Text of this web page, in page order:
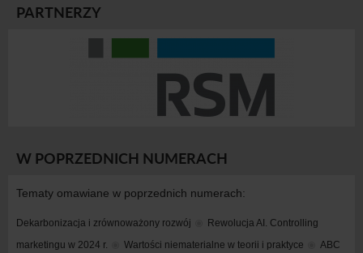
PARTNERZY
W POPRZEDNICH NUMERACH
Tematy omawiane w poprzednich numerach:
Dekarbonizacja i zrównoważony rozwój
Rewolucja AI. Controlling
marketingu w 2024 r.
Wartości niematerialne w teorii i praktyce
ABC